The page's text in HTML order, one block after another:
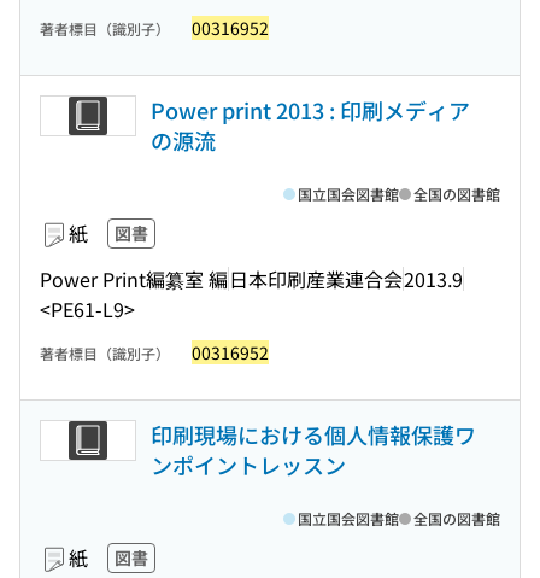
著者標目（識別子） 00316952
Power print 2013 : 印刷メディア
の源流
紙 図書
Power Print編纂室 編日本印刷産業連合会2013.9
<PE61-L9>
国立国会図書館 全国の図書館
著者標目（識別子） 00316952
印刷現場における個人情報保護ワ
ンポイントレッスン
紙 図書
国立国会図書館 全国の図書館